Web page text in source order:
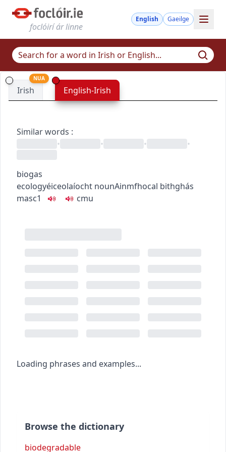
foclóirí ár linne
English Gaeilge
Irish
NUA
English-Irish
Similar words :
•
• • •
biogas
ecologyéiceolaíocht nounAinmfhocal bithghás
masc1
cmu
Loading phrases and examples...
Browse the dictionary
biodegradable